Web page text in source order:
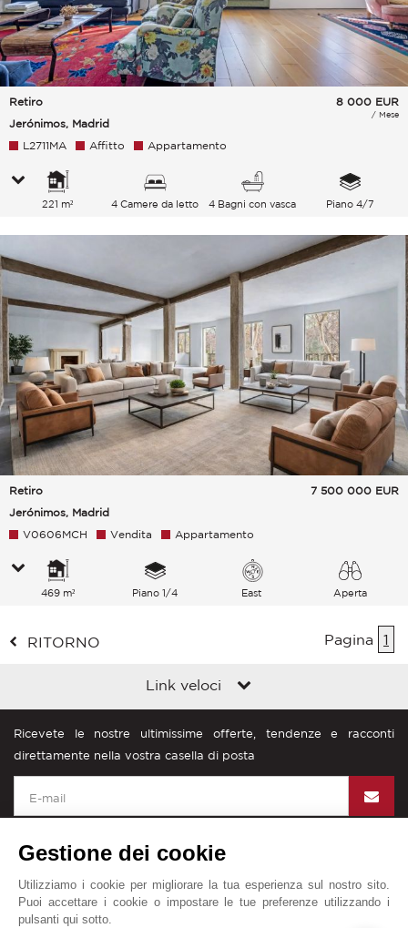
Retiro
Jerónimos, Madrid
8 000 EUR
/ Mese
L2711MA Affitto Appartamento
221 m² 4 Camere da letto 4 Bagni con vasca Piano 4/7
Retiro
Jerónimos, Madrid
7 500 000 EUR
V0606MCH Vendita Appartamento
469 m² Piano 1/4 East Aperta
RITORNO Pagina 1
Link veloci
Ricevete le nostre ultimissime offerte, tendenze e racconti
direttamente nella vostra casella di posta
John Taylor nel mondo
Gestione dei cookie
Utilizziamo i cookie per migliorare la tua esperienza sul nostro sito.
Puoi accettare i cookie o impostare le tue preferenze utilizzando i
pulsanti qui sotto.